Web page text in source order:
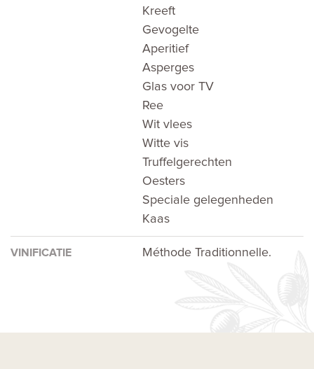
Kreeft
Gevogelte
Aperitief
Asperges
Glas voor TV
Ree
Wit vlees
Witte vis
Truffelgerechten
Oesters
Speciale gelegenheden
Kaas
VINIFICATIE Méthode Traditionnelle.